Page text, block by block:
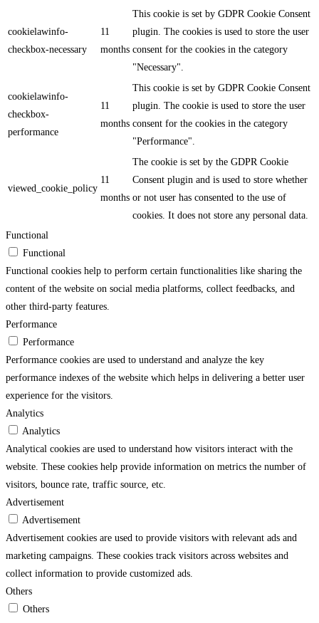
cookielawinfo-
checkbox-necessary
11
months
This cookie is set by GDPR Cookie Consent
plugin. The cookies is used to store the user
consent for the cookies in the category
"Necessary".
cookielawinfo-
checkbox-
performance
11
months
This cookie is set by GDPR Cookie Consent
plugin. The cookie is used to store the user
consent for the cookies in the category
"Performance".
viewed_cookie_policy
11
months
The cookie is set by the GDPR Cookie
Consent plugin and is used to store whether
or not user has consented to the use of
cookies. It does not store any personal data.
Functional
Functional
Functional cookies help to perform certain functionalities like sharing the
content of the website on social media platforms, collect feedbacks, and
other third-party features.
Performance
Performance
Performance cookies are used to understand and analyze the key
performance indexes of the website which helps in delivering a better user
experience for the visitors.
Analytics
Analytics
Analytical cookies are used to understand how visitors interact with the
website. These cookies help provide information on metrics the number of
visitors, bounce rate, traffic source, etc.
Advertisement
Advertisement
Advertisement cookies are used to provide visitors with relevant ads and
marketing campaigns. These cookies track visitors across websites and
collect information to provide customized ads.
Others
Others